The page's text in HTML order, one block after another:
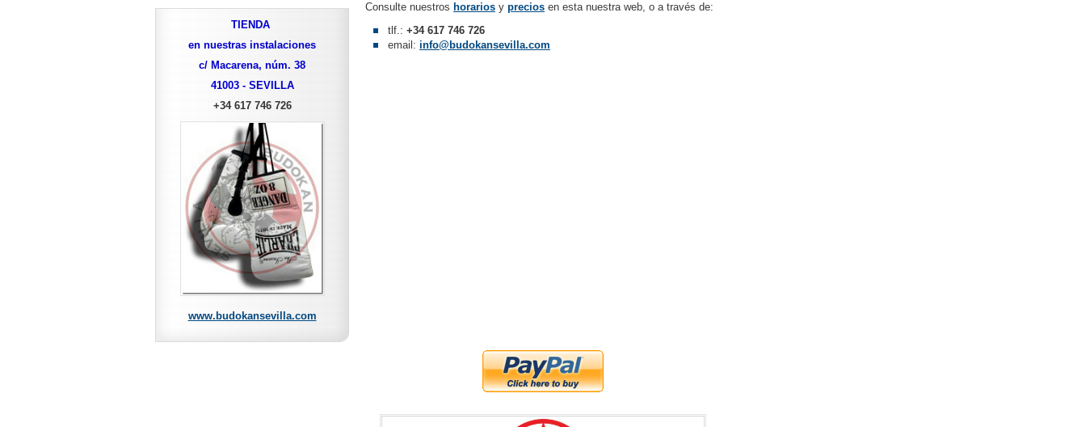
Consulte nuestros horarios y precios en esta nuestra web, o a través de:
tlf.: +34 617 746 726
email: info@budokansevilla.com
TIENDA
en nuestras instalaciones
c/ Macarena, núm. 38
41003 - SEVILLA
+34 617 746 726
www.budokansevilla.com